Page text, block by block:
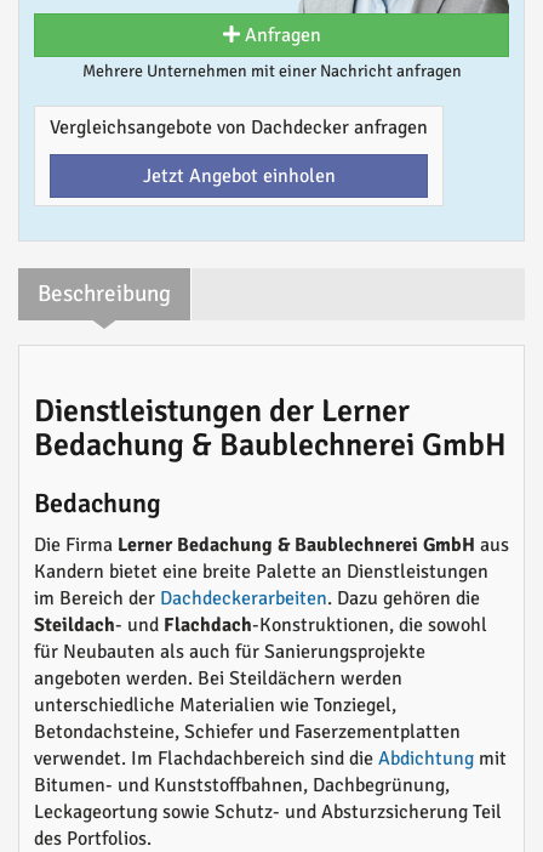
Anfragen
Mehrere Unternehmen mit einer Nachricht anfragen
Vergleichsangebote von Dachdecker anfragen
Jetzt Angebot einholen
Beschreibung
Dienstleistungen der Lerner
Bedachung & Baublechnerei GmbH
Bedachung
Die Firma Lerner Bedachung & Baublechnerei GmbH aus
Kandern bietet eine breite Palette an Dienstleistungen
im Bereich der Dachdeckerarbeiten. Dazu gehören die
Steildach- und Flachdach-Konstruktionen, die sowohl
für Neubauten als auch für Sanierungsprojekte
angeboten werden. Bei Steildächern werden
unterschiedliche Materialien wie Tonziegel,
Betondachsteine, Schiefer und Faserzementplatten
verwendet. Im Flachdachbereich sind die Abdichtung mit
Bitumen- und Kunststoffbahnen, Dachbegrünung,
Leckageortung sowie Schutz- und Absturzsicherung Teil
des Portfolios.